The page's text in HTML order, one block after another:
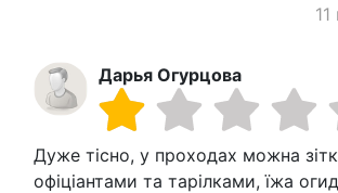
11
Дарья Огурцова
Дуже тісно, ​​у проходах можна
офіціантами та тарілками, їжа